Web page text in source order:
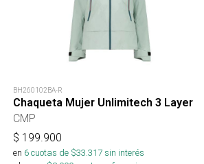
BH260102BA-R
Chaqueta Mujer Unlimitech 3 Layer
CMP
$ 199.900
en 6cuotas de $33.317sin interés